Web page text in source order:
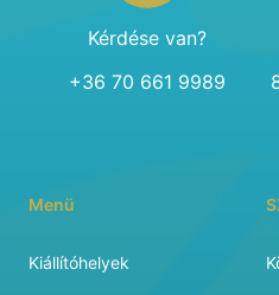
Kérdése van?
+36 70 661 9989
Menü
Kiállítóhelyek